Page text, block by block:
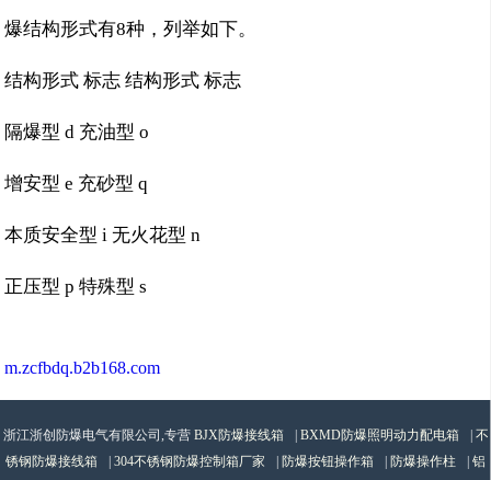
爆结构形式有8种，列举如下。
结构形式 标志 结构形式 标志
隔爆型 d 充油型 o
增安型 e 充砂型 q
本质安全型 i 无火花型 n
正压型 p 特殊型 s
m.zcfbdq.b2b168.com
浙江浙创防爆电气有限公司,专营 BJX防爆接线箱 | BXMD防爆照明动力配电箱 | 不
锈钢防爆接线箱
| 304不锈钢防爆控制箱厂家 | 防爆按钮操作箱 | 防爆操作柱 | 铝